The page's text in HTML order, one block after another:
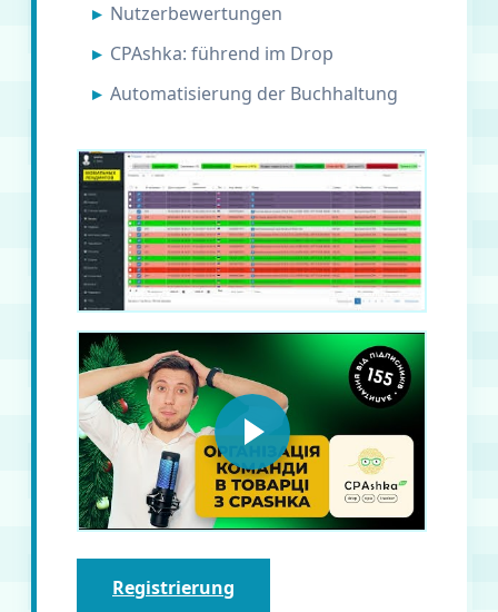
Nutzerbewertungen
CPAshka: führend im Drop
Automatisierung der Buchhaltung
Registrierung